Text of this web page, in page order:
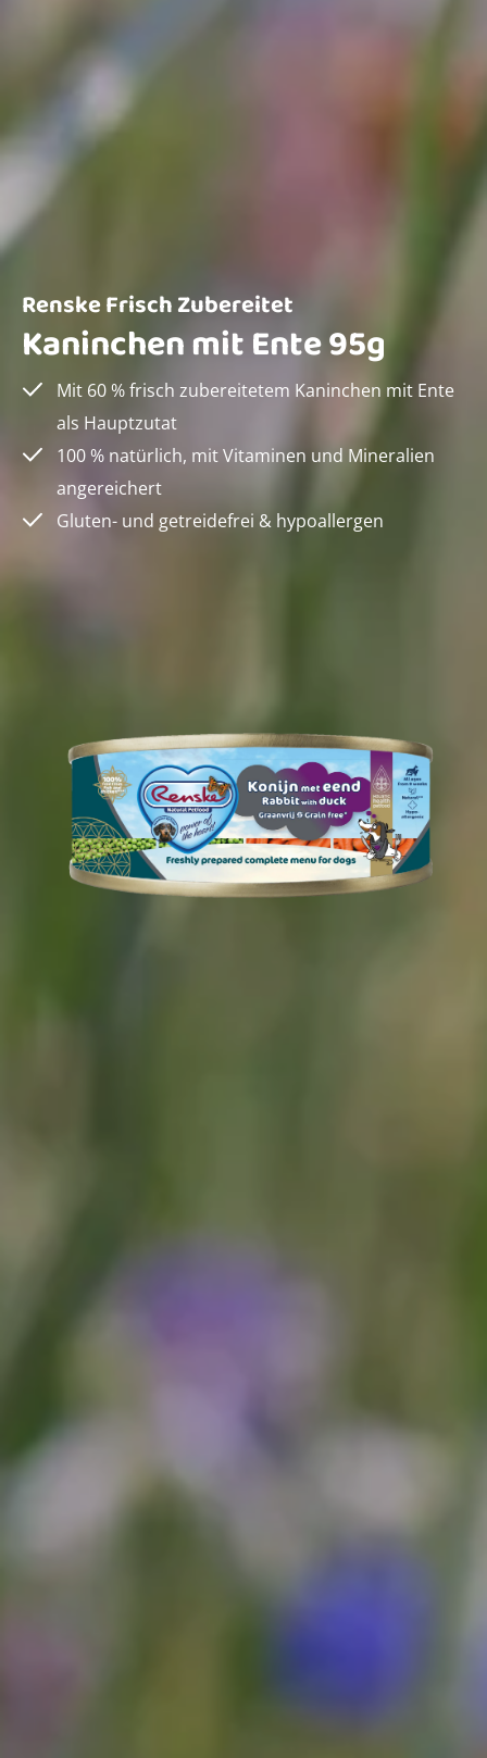
Renske Frisch Zubereitet
Kaninchen mit Ente 95g
Mit 60 % frisch zubereitetem Kaninchen mit Ente
als Hauptzutat
100 % natürlich, mit Vitaminen und Mineralien
angereichert
Gluten- und getreidefrei & hypoallergen